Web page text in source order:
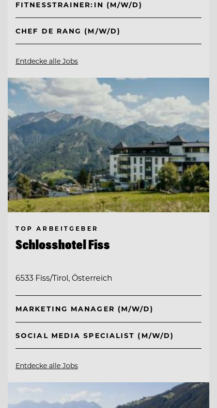
FITNESSTRAINER:IN (M/W/D)
CHEF DE RANG (M/W/D)
Entdecke alle Jobs
TOP ARBEITGEBER
Schlosshotel Fiss
6533 Fiss/Tirol, Österreich
MARKETING MANAGER (M/W/D)
SOCIAL MEDIA SPECIALIST (M/W/D)
Entdecke alle Jobs